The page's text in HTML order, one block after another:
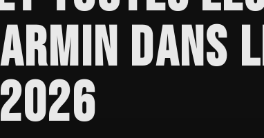
DANS